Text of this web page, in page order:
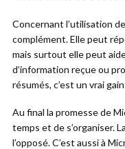
Concernant l’utilisation
complément. Elle peut
mais surtout elle peut
d’information reçue ou
résumés, c’est un vrai
Au final la promesse de
temps et de s’organiser.
l’opposé. C’est aussi à